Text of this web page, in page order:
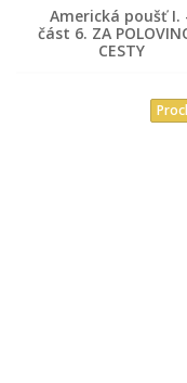
Americká poušť I.
část 6. ZA
CESTY